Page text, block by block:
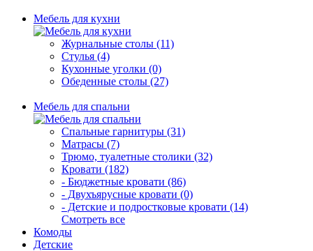
Мебель для кухни
Журнальные столы (11)
Стулья (4)
Кухонные уголки (0)
Обеденные столы (27)
Мебель для спальни
Спальные гарнитуры (31)
Матрасы (7)
Трюмо, туалетные столики (32)
Кровати (182)
- Бюджетные кровати (86)
- Двухъярусные кровати (0)
- Детские и подростковые кровати (14)
Смотреть все
Комоды
Детские